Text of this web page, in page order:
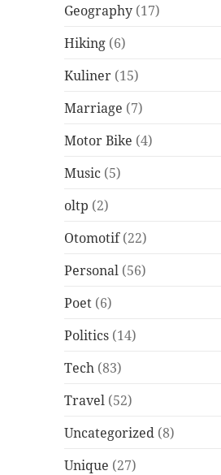
Geography (17)
Hiking (6)
Kuliner (15)
Marriage (7)
Motor Bike (4)
Music (5)
oltp (2)
Otomotif(22)
Personal (56)
Poet (6)
Politics (14)
Tech (83)
Travel (52)
Uncategorized (8)
Unique (27)